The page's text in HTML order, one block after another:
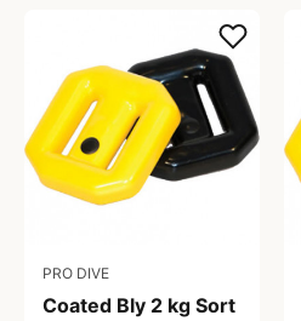
PRO DIVE
Coated Bly 2 kg Sort